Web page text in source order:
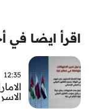
اقرأ ايضا في
12:35